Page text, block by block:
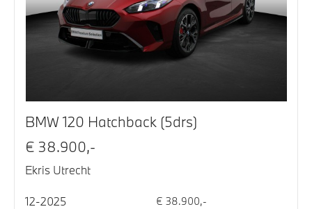
BMW 120 Hatchback (5drs)
€ 38.900,-
Ekris Utrecht
12-2025 € 38.900,-